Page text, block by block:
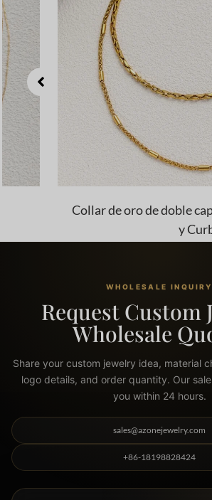
Collar de oro de doble capa con
WHOLESALE INQUIRY
Request Custom
Wholesale
Share your custom jewelry idea, material
logo details, and order quantity. Our
you within 24 hours.
sales@azonejewelry.com
+86-18198828424